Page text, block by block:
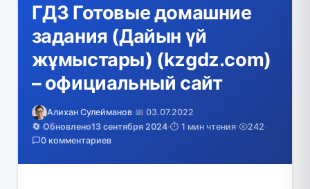
ГДЗ Готовые домашние
задания (Дайын үй
жұмыстары) (kzgdz.com)
– официальный сайт
Алихан Сулейманов·📅 03.07.2022
🔄 Обновлено13 сентября 2024·⏱️ 1 мин чтения· 242·
0 комментариев